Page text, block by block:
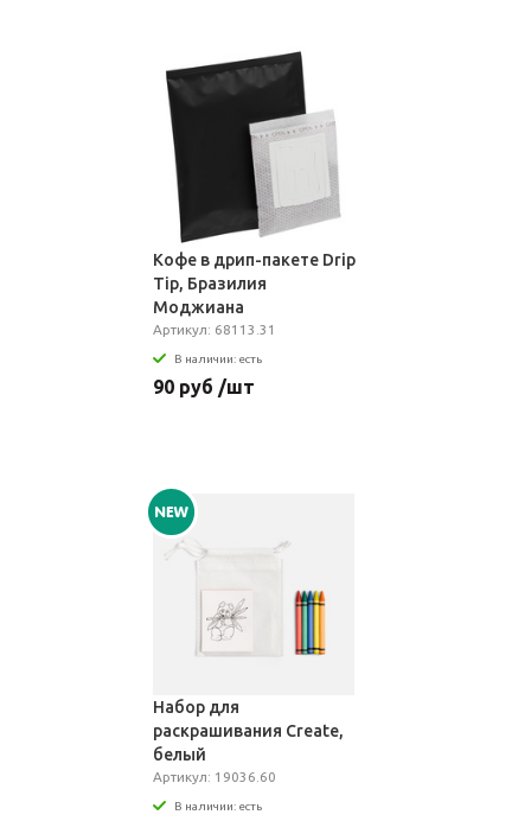
Кофе в дрип-пакете Drip
Tip, Бразилия
Моджиана
Артикул: 68113.31
В наличии: есть
90 руб /шт
Набор для
раскрашивания Create,
белый
Артикул: 19036.60
В наличии: есть